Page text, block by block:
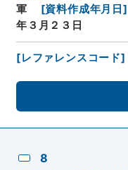
軍
[資料作成年月日 ]
年３月２３日
[レファレンスコード]
8